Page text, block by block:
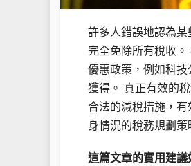
許多人錯誤地認為
完全免除所有稅收
優惠政策，例如科
獲得。 真正有效的
合法的減稅措施，
身情況的稅務規劃策
這篇文章的實用建